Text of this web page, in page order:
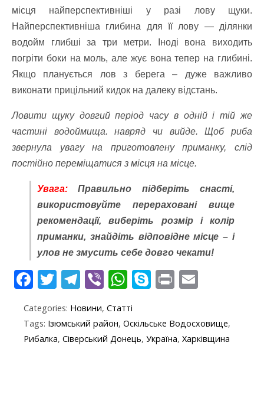
місця найперспективніші у разі лову щуки.
Найперспективніша глибина для її лову — ділянки
водойм глибші за три метри. Іноді вона виходить
погріти боки на моль, але жує вона тепер на глибині.
Якщо планується лов з берега – дуже важливо
виконати прицільний кидок на далеку відстань.
Ловити щуку довгий період часу в одній і тій же
частині водоймища. навряд чи вийде. Щоб риба
звернула увагу на приготовлену приманку, слід
постійно переміщатися з місця на місце.
Увага: Правильно підберіть снасті,
використовуйте перераховані вище
рекомендації, виберіть розмір і колір
приманки, знайдіть відповідне місце – і
улов не змусить себе довго чекати!
F
e
b
T
itt
er
T
e
gr
Vi
er
W
at
s
S
y
p
Pr
t ai
l
Categories: Новини, Статті
Tags: Ізюмський район, Оскільське Водосховище,
Рибалка, Сіверський Донець, Україна, Харківщина